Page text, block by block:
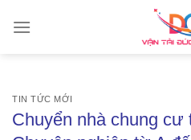
TIN TỨC MỚI
Chuyển nhà chung